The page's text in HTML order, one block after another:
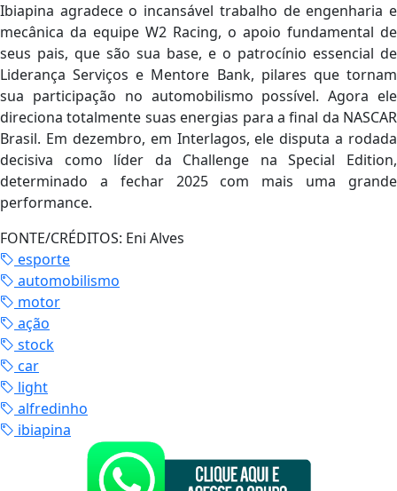
Ibiapina agradece o incansável trabalho de engenharia e
mecânica da equipe W2 Racing, o apoio fundamental de
seus pais, que são sua base, e o patrocínio essencial de
Liderança Serviços e Mentore Bank, pilares que tornam
sua participação no automobilismo possível. Agora ele
direciona totalmente suas energias para a final da NASCAR
Brasil. Em dezembro, em Interlagos, ele disputa a rodada
decisiva como líder da Challenge na Special Edition,
determinado a fechar 2025 com mais uma grande
performance.
FONTE/CRÉDITOS: Eni Alves
esporte
automobilismo
motor
ação
stock
car
light
alfredinho
ibiapina